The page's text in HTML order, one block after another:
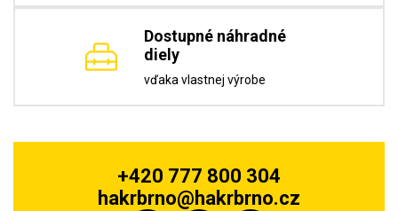
Dostupné náhradné
diely
vďaka vlastnej výrobe
+420 777 800 304
hakrbrno@hakrbrno.cz